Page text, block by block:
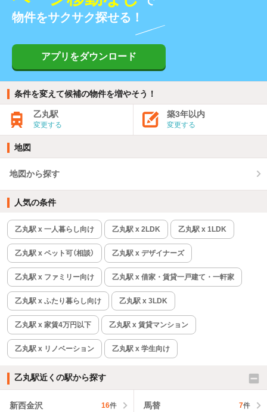
物件をサクサク探せる！
アプリをダウンロード
条件を変えて候補の物件を増やそう！
乙丸駅
変更する
築3年以内
変更する
地図
地図から探す
人気の条件
乙丸駅 x 一人暮らし向け 乙丸駅 x 2LDK 乙丸駅 x 1LDK
乙丸駅 x ペット可（相談） 乙丸駅 x デザイナーズ
乙丸駅 x ファミリー向け 乙丸駅 x 借家・賃貸一戸建て・一軒家
乙丸駅 x ふたり暮らし向け 乙丸駅 x 3LDK
乙丸駅 x 家賃4万円以下 乙丸駅 x 賃貸マンション
乙丸駅 x リノベーション 乙丸駅 x 学生向け
乙丸駅近くの駅から探す
新西金沢 16件 馬替 7件